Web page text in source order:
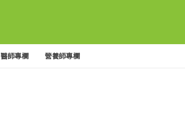
醫師專欄 營養師專欄